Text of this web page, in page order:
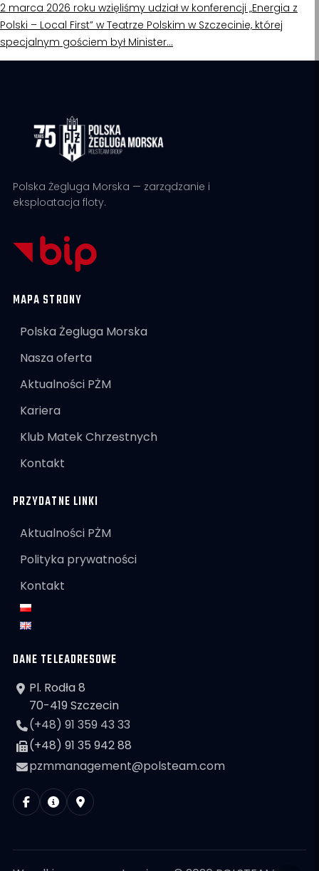
2 marca 2026 roku wzięliśmy udział w konferencji „Energia z
Polski – Local First” w Teatrze Polskim w Szczecinie, której
specjalnym gościem był Minister…
Polska Żegluga Morska — zarządzanie i
eksploatacja floty.
MAPA STRONY
Polska Żegluga Morska
Nasza oferta
Aktualności PŻM
Kariera
Klub Matek Chrzestnych
Kontakt
PRZYDATNE LINKI
Aktualności PŻM
Polityka prywatności
Kontakt
DANE TELEADRESOWE
Pl. Rodła 8
70-419 Szczecin
(+48) 91 359 43 33
(+48) 91 35 942 88
pzmmanagement@polsteam.com